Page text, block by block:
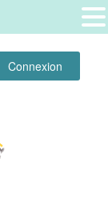
Connexion